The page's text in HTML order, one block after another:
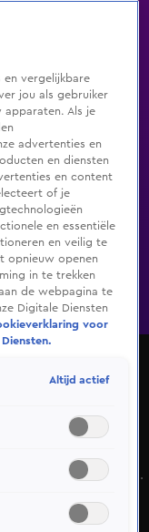
Genres
De Bondgenoten
Rosé toch weer
de Ruiter reageert
en vergelijkbare
jou als gebruiker
Als je
advertenties en
en diensten
en content
of je
en essentiële
en veilig te
opnieuw openen
in te trekken
de webpagina te
Digitale Diensten
voor
Altijd actief